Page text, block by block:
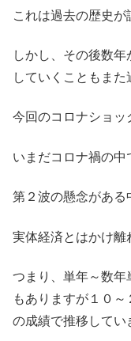
これは過去の歴史が
しかし、その後数
していくこともま
今回のコロナショッ
いまだコロナ禍の中
第２波の懸念がある
実体経済とはかけ
つまり、単年～数年
もありますが１０
の成績で推移してい